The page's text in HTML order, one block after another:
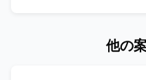
【求める人物像】 チーム
他の